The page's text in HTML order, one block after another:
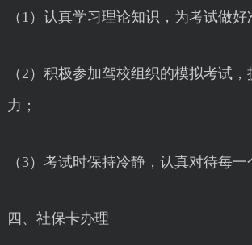
（1）认真学习理论知识，为考试做好
（2）积极参加驾校组织的模拟考试
力；
（3）考试时保持冷静，认真对待每一
四、社保卡办理